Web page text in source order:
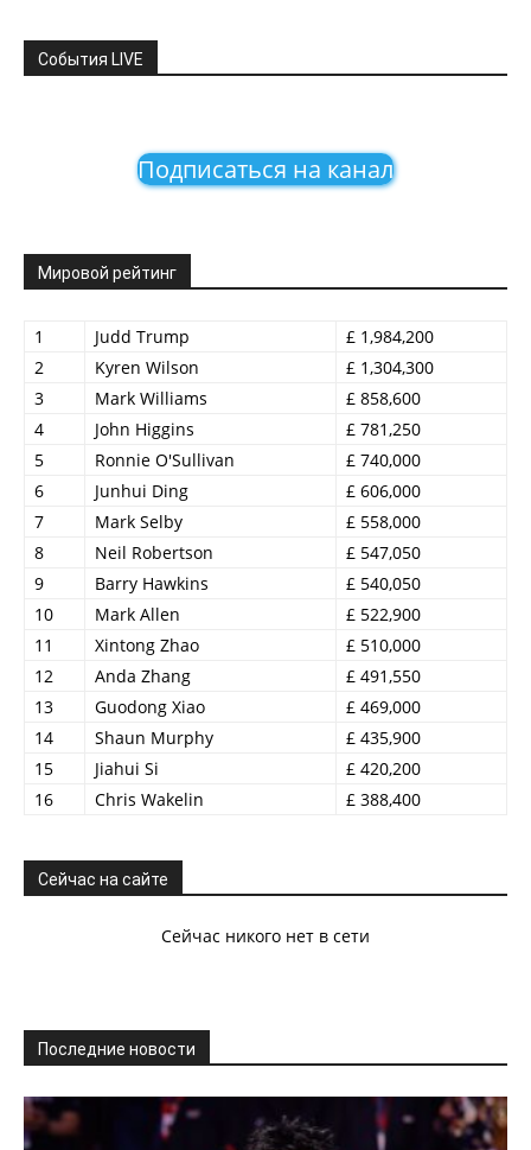
События LIVE
Подписаться на канал
Мировой рейтинг
1 Judd Trump
£ 1,984,200
2
Kyren Wilson
£ 1,304,300
3
Mark Williams
£ 858,600
4
John Higgins
£ 781,250
5
Ronnie O'Sullivan
£ 740,000
6
Junhui Ding
£ 606,000
7
Mark Selby
£ 558,000
8
Neil Robertson
£ 547,050
9
Barry Hawkins
£ 540,050
10
Mark Allen
£ 522,900
11
Xintong Zhao
£ 510,000
12
Anda Zhang
£ 491,550
13
Guodong Xiao
£ 469,000
14
Shaun Murphy
£ 435,900
15
Jiahui Si
£ 420,200
16
Chris Wakelin £ 388,400
Сейчас на сайте
Сейчас никого нет в сети
Последние новости